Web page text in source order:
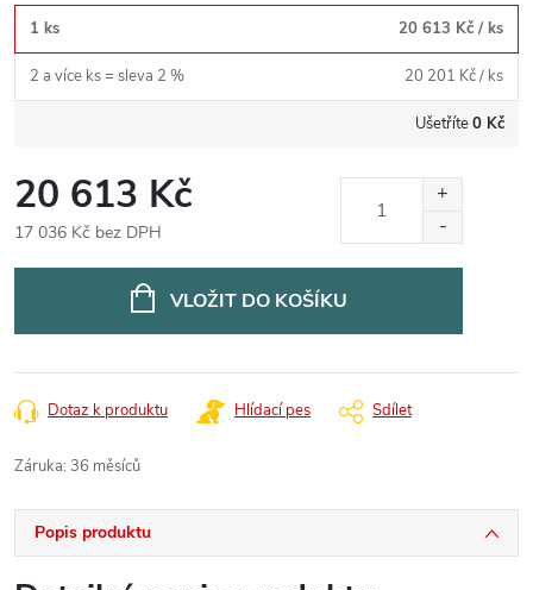
1 ks 20 613 Kč / ks
2 a více ks = sleva 2 % 20 201 Kč/ ks
Ušetříte0 Kč
20 613 Kč
17 036 Kč bez DPH
VLOŽIT DO KOŠÍKU
Dotaz k produktu Hlídací pes Sdílet
Záruka: 36 měsíců
Popis produktu